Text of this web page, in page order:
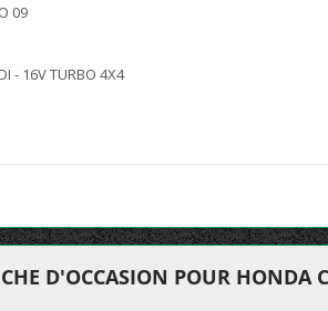
09
- 16V TURBO 4X4
D'OCCASION POUR HONDA